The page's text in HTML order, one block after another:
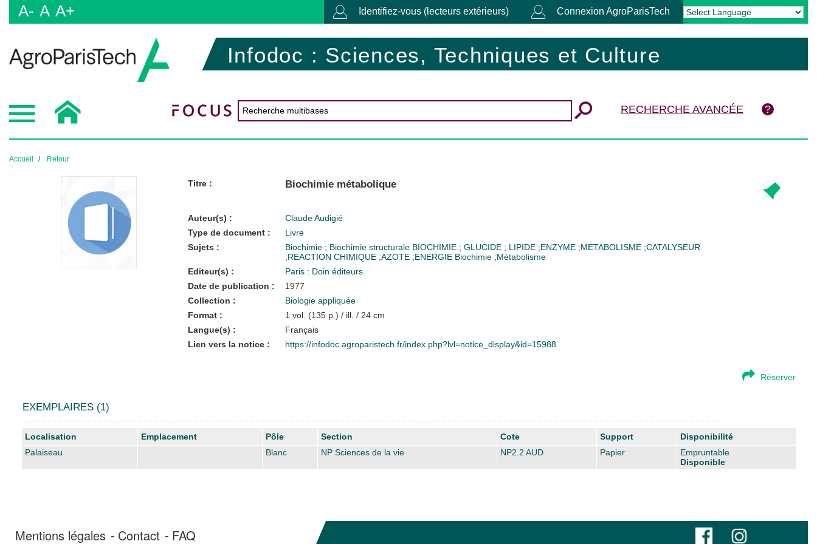
A- A A+ Identifiez-vous (lecteurs extérieurs) Connexion AgroParisTech
Powered by Translate
Infodoc : Sciences, Techniques et Culture
RECHERCHE AVANCÉE
Accueil Retour
Titre : Biochimie métabolique
Auteur(s) :
Claude Audigié
Type de document :
Livre
Sujets :
Biochimie ; Biochimie structurale BIOCHIMIE ; GLUCIDE ; LIPIDE ;ENZYME ;METABOLISME ;CATALYSEUR
;REACTION CHIMIQUE ;AZOTE ;ENERGIE Biochimie ;Métabolisme
Editeur(s) :
Paris : Doin éditeurs
Date de publication :
1977
Collection :
Biologie appliquée
Format :
1 vol. (135 p.) / ill. / 24 cm
Langue(s) :
Français
Lien vers la notice :
https://infodoc.agroparistech.fr/index.php?lvl=notice_display&id=15988
Réserver
EXEMPLAIRES (1)
Liste des exemplaires
Localisation Emplacement Pôle Section Cote Support
Disponibilité
Palaiseau
Blanc NP Sciences de la vie NP2.2 AUD Papier
Empruntable
Disponible
Mentions légales Contact FAQ